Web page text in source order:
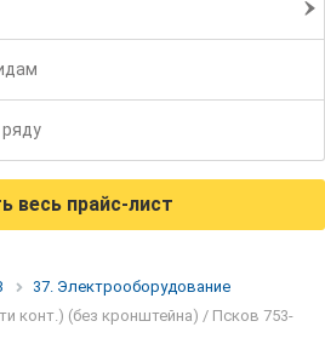
весь прайс-лист
37. Электрооборудование
конт.) (без кронштейна) / Псков 753-